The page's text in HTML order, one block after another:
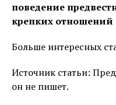
поведение
крепких отношений
Больше интересных
Источник статьи:
он не пишет.